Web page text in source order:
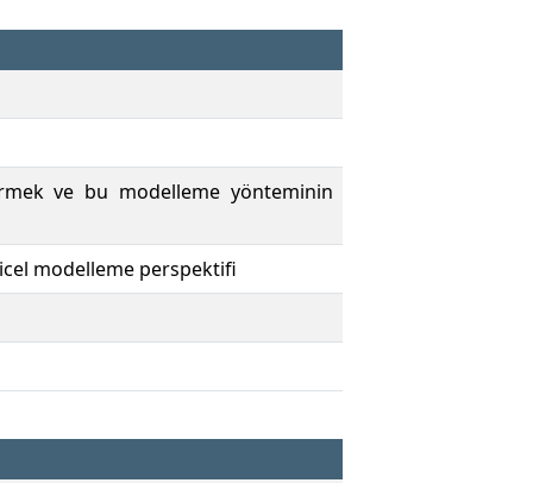
ve bu modelleme yönteminin
modelleme perspektifi